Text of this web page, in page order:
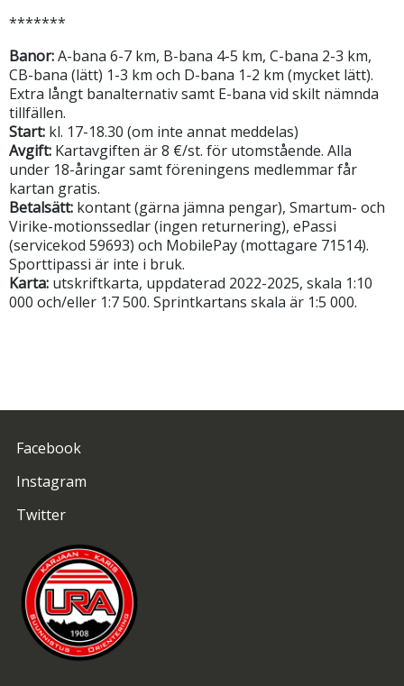
*******
Banor:A-bana 6-7 km, B-bana 4-5 km, C-bana 2-3 km,
CB-bana (lätt) 1-3 km och D-bana 1-2 km (mycket lätt).
Extra långt banalternativ samt E-bana vid skilt nämnda
tillfällen.
Start: kl. 17-18.30 (om inte annat meddelas)
Avgift: Kartavgiften är 8 €/st. för utomstående. Alla
under 18-åringar samt föreningens medlemmar får
kartan gratis.
Betalsätt: kontant (gärna jämna pengar), Smartum- och
Virike-motionssedlar (ingen returnering), ePassi
(servicekod 59693) och MobilePay (mottagare 71514).
Sporttipassi är inte i bruk.
Karta: utskriftkarta, uppdaterad 2022-2025, skala 1:10
000 och/eller 1:7 500. Sprintkartans skala är 1:5 000.
Facebook
Instagram
Twitter